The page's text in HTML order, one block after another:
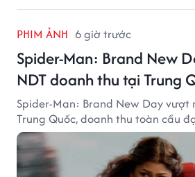
PHIM ẢNH 6 giờ trước
Spider-Man: Brand New
NDT doanh thu tại Trung
Spider-Man: Brand New Day vượt
Trung Quốc, doanh thu toàn cầu